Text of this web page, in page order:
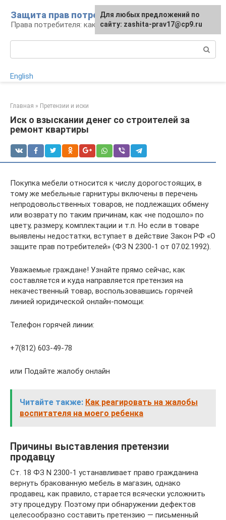
контенту
Защита прав потребителей
Права потребителя: как отстоять
English
Главная » Претензии и иски
Иск о взыскании денег со строителей за
ремонт квартиры
Покупка мебели относится к числу дорогостоящих, в
тому же мебельные гарнитуры включены в перечень
непродовольственных товаров, не подлежащих обмену
или возврату по таким причинам, как «не подошло» по
цвету, размеру, комплектации и т.п. Но если в товаре
выявлены недостатки, вступает в действие Закон РФ «О
защите прав потребителей» (ФЗ N 2300-1 от 07.02.1992).
Уважаемые граждане! Узнайте прямо сейчас, как
составляется и куда направляется претензия на
некачественный товар, воспользовавшись горячей
линией юридической онлайн-помощи:
Телефон горячей линии:
+7(812) 603-49-78
или Подайте жалобу онлайн
Читайте также: Как реагировать на жалобы
воспитателя на моего ребенка
Причины выставления претензии
продавцу
Ст. 18 ФЗ N 2300-1 устанавливает право гражданина
вернуть бракованную мебель в магазин, однако
продавец, как правило, старается всячески усложнить
эту процедуру. Поэтому при обнаружении дефектов
целесообразно составить претензию — письменный
Для любых предложений по
сайту: zashita-prav17@cp9.ru